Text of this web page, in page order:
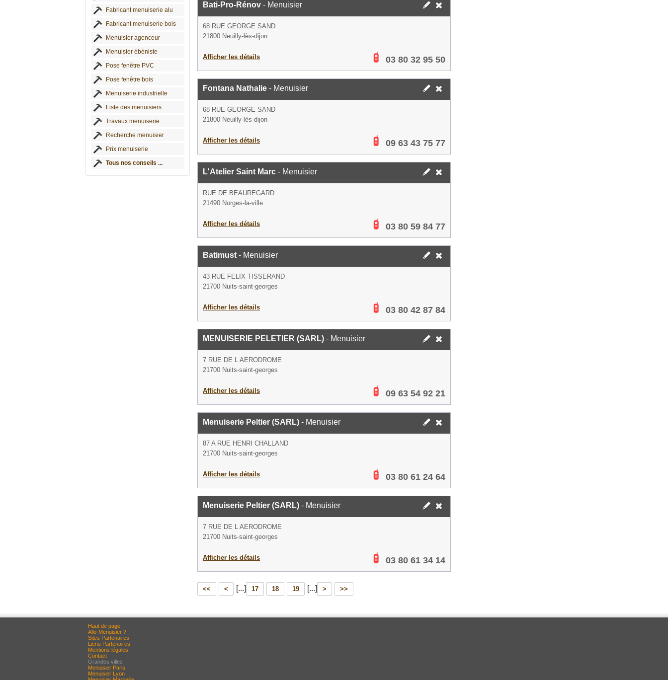
Fabricant menuiserie alu
Fabricant menuiserie bois
Menuisier agenceur
Menuisier ébéniste
Pose fenêtre PVC
Pose fenêtre bois
Menuiserie industrielle
Liste des menuisiers
Travaux menuiserie
Recherche menuisier
Prix menuiserie
Tous nos conseils ...
Bati-Pro-Rénov - Menuisier
68 RUE GEORGE SAND
21800 Neuilly-lès-dijon
Afficher les détails 03 80 32 95 50
Fontana Nathalie - Menuisier
68 RUE GEORGE SAND
21800 Neuilly-lès-dijon
Afficher les détails 09 63 43 75 77
L'Atelier Saint Marc - Menuisier
RUE DE BEAUREGARD
21490 Norges-la-ville
Afficher les détails 03 80 59 84 77
Batimust - Menuisier
43 RUE FELIX TISSERAND
21700 Nuits-saint-georges
Afficher les détails 03 80 42 87 84
MENUISERIE PELETIER (SARL) - Menuisier
7 RUE DE L AERODROME
21700 Nuits-saint-georges
Afficher les détails 09 63 54 92 21
Menuiserie Peltier (SARL) - Menuisier
87 A RUE HENRI CHALLAND
21700 Nuits-saint-georges
Afficher les détails 03 80 61 24 64
Menuiserie Peltier (SARL) - Menuisier
7 RUE DE L AERODROME
21700 Nuits-saint-georges
Afficher les détails 03 80 61 34 14
<< < [...] 17 18 19 [...] > >>
Haut de page
Allo-Menuisier ?
Sites Partenaires
Liens Partenaires
Mentions légales
Contact
Grandes villes :
Menuisier Paris
Menuisier Lyon